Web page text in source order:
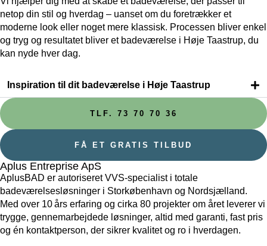
netop din stil og hverdag – uanset om du foretrækker et
moderne look eller noget mere klassisk. Processen bliver enkel
og tryg og resultatet bliver et badeværelse i Høje Taastrup, du
kan nyde hver dag.
Inspiration til dit badeværelse i Høje Taastrup
TLF. 73 70 70 36
FÅ ET GRATIS TILBUD
Aplus Entreprise ApS
AplusBAD er autoriseret VVS-specialist i totale
badeværelsesløsninger i Storkøbenhavn og Nordsjælland.
Med over 10 års erfaring og cirka 80 projekter om året leverer vi
trygge, gennemarbejdede løsninger, altid med garanti, fast pris
og én kontaktperson, der sikrer kvalitet og ro i hverdagen.